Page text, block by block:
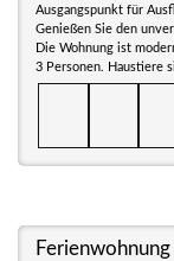
Ausgangspunkt für
Genießen Sie den
Die Wohnung ist
3 Personen. Haustiere